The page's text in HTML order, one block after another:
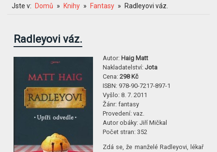
Jste v: Domů Knihy Fantasy Radleyovi váz.
Radleyovi váz.
Autor:Haig Matt
Nakladatelství:Jota
Cena:298 Kč
ISBN: 978-90-7217-897-1
Vyšlo:8. 7. 2011
Žánr:fantasy
Provedení:vaz.
Autor obáky:Jiří Mičkal
Počet stran:352
Zdá se, že manželé Radleyovi, lékař